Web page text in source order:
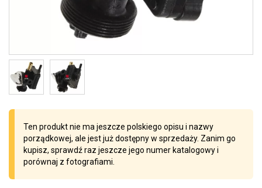
Ten produkt nie ma jeszcze polskiego opisu i nazwy
porządkowej, ale jest już dostępny w sprzedaży. Zanim go
kupisz, sprawdź raz jeszcze jego numer katalogowy i
porównaj z fotografiami.